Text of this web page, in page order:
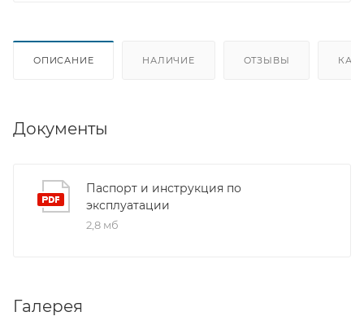
ОПИСАНИЕ НАЛИЧИЕ ОТЗЫВЫ КАК
Документы
Паспорт и инструкция по
эксплуатации
2,8 мб
Галерея